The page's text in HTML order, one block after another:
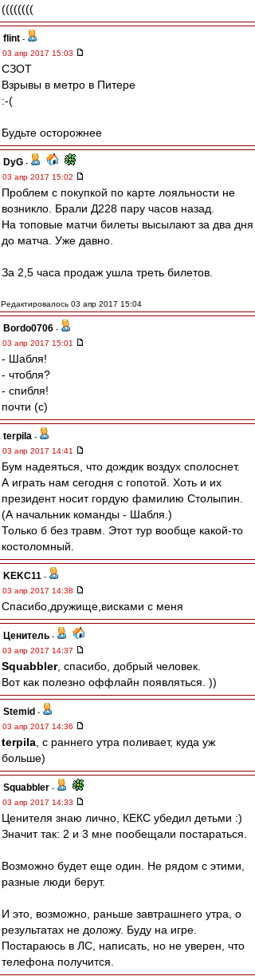
((((((((
flint -
03 апр 2017 15:03
СЗОТ
Взрывы в метро в Питере
:-(
Будьте осторожнее
DyG -
03 апр 2017 15:02
Проблем с покупкой по карте лояльности не
возникло. Брали Д228 пару часов назад.
На топовые матчи билеты высылают за два дня
до матча. Уже давно.
За 2,5 часа продаж ушла треть билетов.
Редактировалось 03 апр 2017 15:04
Bordo0706 -
03 апр 2017 15:01
- Шабля!
- чтобля?
- спибля!
почти (с)
terpila -
03 апр 2017 14:41
Бум надеяться, что дождик воздух сполоснет.
А играть нам сегодня с гопотой. Хоть и их
президент носит гордую фамилию Столыпин.
(А начальник команды - Шабля.)
Только б без травм. Этот тур вообще какой-то
костоломный.
KEKC11 -
03 апр 2017 14:38
Спасибо,дружище,висками с меня
Ценитель -
03 апр 2017 14:37
Squabbler, спасибо, добрый человек.
Вот как полезно оффлайн появляться. ))
Stemid -
03 апр 2017 14:36
terpila , с раннего утра поливает, куда уж
больше)
Squabbler -
03 апр 2017 14:33
Ценителя знаю лично, КЕКС убедил детьми :)
Значит так: 2 и 3 мне пообещали постараться.
Возможно будет еще один. Не рядом с этими,
разные люди берут.
И это, возможно, раньше завтрашнего утра, о
результатах не доложу. Буду на игре.
Постараюсь в ЛС, написать, но не уверен, что
телефона получится.